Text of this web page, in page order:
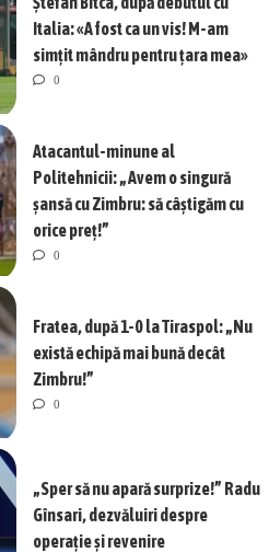
Italia: «A fost ca un vis! M-am
simțit mândru pentru țara mea»
0
Atacantul-minune al
Politehnicii: „Avem o singură
șansă cu Zimbru: să câștigăm cu
orice preț!”
0
Fratea, după 1-0 la Tiraspol: „Nu
există echipă mai bună decât
Zimbru!”
0
„Sper să nu apară surprize!” Radu
Gînsari, dezvăluiri despre
operație și revenire